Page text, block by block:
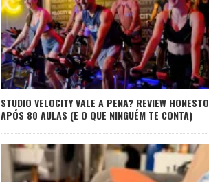
STUDIO VELOCITY VALE A PENA? REVIEW HONESTO
APÓS 80 AULAS (E O QUE NINGUÉM TE CONTA)